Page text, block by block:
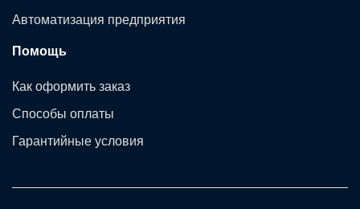
Автоматизация предприятия
Помощь
Как оформить заказ
Способы оплаты
Гарантийные условия